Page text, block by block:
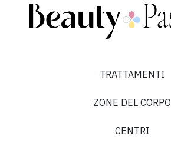
TRATTAMENTI
ZONE DEL CORPO
CENTRI